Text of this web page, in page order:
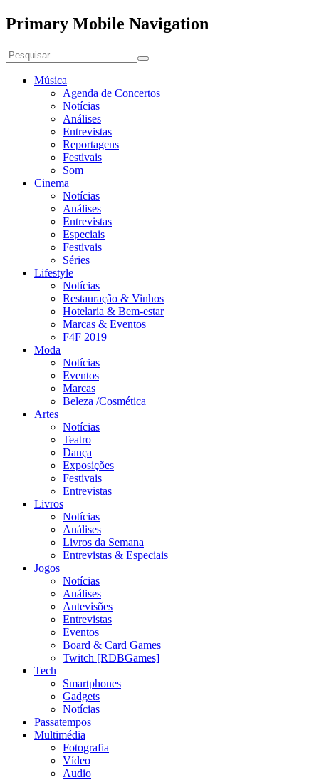
Primary Mobile Navigation
Música
Agenda de Concertos
Notícias
Análises
Entrevistas
Reportagens
Festivais
Som
Cinema
Notícias
Análises
Entrevistas
Especiais
Festivais
Séries
Lifestyle
Notícias
Restauração & Vinhos
Hotelaria & Bem-estar
Marcas & Eventos
F4F 2019
Moda
Notícias
Eventos
Marcas
Beleza /Cosmética
Artes
Notícias
Teatro
Dança
Exposições
Festivais
Entrevistas
Livros
Notícias
Análises
Livros da Semana
Entrevistas & Especiais
Jogos
Notícias
Análises
Antevisões
Entrevistas
Eventos
Board & Card Games
Twitch [RDBGames]
Tech
Smartphones
Gadgets
Notícias
Passatempos
Multimédia
Fotografia
Vídeo
Audio